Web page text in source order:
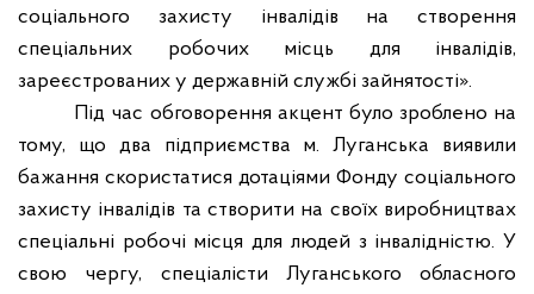
соціального захисту інвалідів на створення
спеціальних робочих місць для інвалідів,
зареєстрованих у державній службі зайнятості».
Під час обговорення акцент було зроблено на
тому, що два підприємства м. Луганська виявили
бажання скористатися дотаціями Фонду соціального
захисту інвалідів та створити на своїх виробництвах
спеціальні робочі місця для людей з інвалідністю. У
свою чергу, спеціалісти Луганського обласного